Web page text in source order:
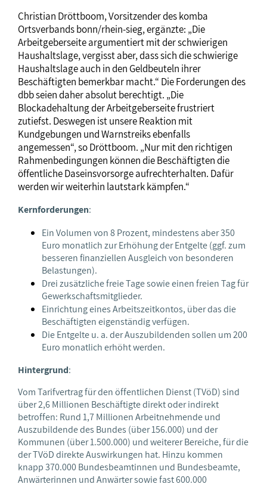
Christian Dröttboom, Vorsitzender des komba
Ortsverbands bonn/rhein-sieg, ergänzte: „Die
Arbeitgeberseite argumentiert mit der schwierigen
Haushaltslage, vergisst aber, dass sich die schwierige
Haushaltslage auch in den Geldbeuteln ihrer
Beschäftigten bemerkbar macht.“ Die Forderungen des
dbb seien daher absolut berechtigt. „Die
Blockadehaltung der Arbeitgeberseite frustriert
zutiefst. Deswegen ist unsere Reaktion mit
Kundgebungen und Warnstreiks ebenfalls
angemessen“, so Dröttboom. „Nur mit den richtigen
Rahmenbedingungen können die Beschäftigten die
öffentliche Daseinsvorsorge aufrechterhalten. Dafür
werden wir weiterhin lautstark kämpfen.“
Kernforderungen:
Ein Volumen von 8 Prozent, mindestens aber 350
Euro monatlich zur Erhöhung der Entgelte (ggf. zum
besseren finanziellen Ausgleich von besonderen
Belastungen).
Drei zusätzliche freie Tage sowie einen freien Tag für
Gewerkschaftsmitglieder.
Einrichtung eines Arbeitszeitkontos, über das die
Beschäftigten eigenständig verfügen.
Die Entgelte u. a. der Auszubildenden sollen um 200
Euro monatlich erhöht werden.
Hintergrund:
Vom Tarifvertrag für den öffentlichen Dienst (TVöD) sind
über 2,6 Millionen Beschäftigte direkt oder indirekt
betroffen: Rund 1,7 Millionen Arbeitnehmende und
Auszubildende des Bundes (über 156.000) und der
Kommunen (über 1.500.000) und weiterer Bereiche, für die
der TVöD direkte Auswirkungen hat. Hinzu kommen
knapp 370.000 Bundesbeamtinnen und Bundesbeamte,
Anwärterinnen und Anwärter sowie fast 600.000